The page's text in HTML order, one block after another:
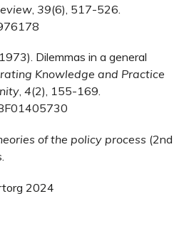
, 39(6), 517-526.
Dilemmas in a general
Knowledge and Practice
, 4(2), 155-169.
of the policy process (2nd
2024